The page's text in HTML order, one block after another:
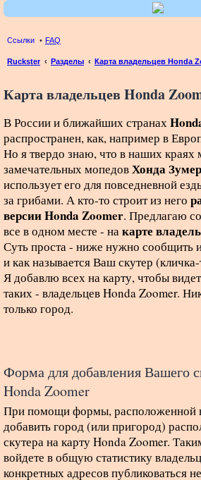
Ссылки FAQ
Ruckster Разделы
Карта владельцев Honda
Карта владельцев Honda
В России и ближайших странах
распространен, как, например в
Но я твердо знаю, что в наших краях
замечательных мопедовХонда Зумер
использует его для повседневной
за грибами. А кто-то строит из него
версии Honda Zoomer. Предлагаю
все в одном месте - накарте
Суть проста - ниже нужно сообщить
и как называется Ваш скутер
Я добавлю всех на карту, чтобы
таких - владельцев Honda Zoomer.
только город.
Форма для добавления Вашего
Honda Zoomer
При помощи формы, расположенной
добавить город (или пригород)
скутера на карту Honda Zoomer.
войдете в общую статистику
конкретных адресов публиковаться